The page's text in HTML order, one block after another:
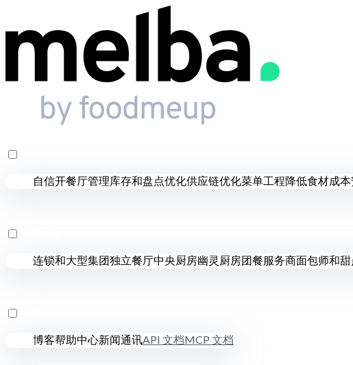
自信开餐厅管理库存和盘点优化供应链优化菜单工程降低食材成本
连锁和大型集团独立餐厅中央厨房幽灵厨房团餐服务商面包师和
博客帮助中心新闻通讯API 文档MCP 文档